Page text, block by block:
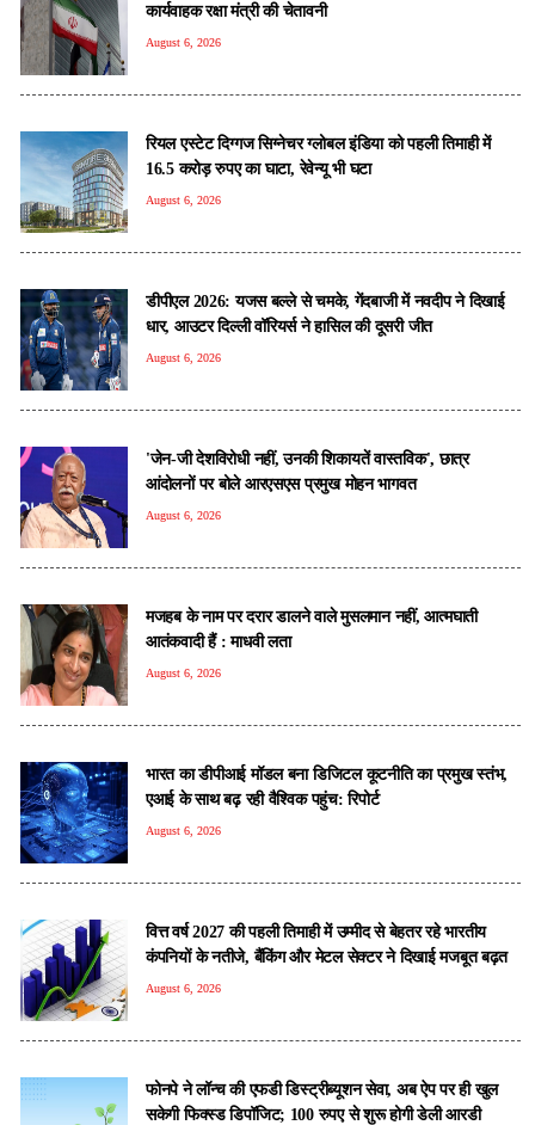
कार्यवाहक रक्षा मंत्री की चेतावनी
August 6, 2026
रियल एस्टेट दिग्गज सिग्नेचर ग्लोबल इंडिया को पहली तिमाही में
16.5 करोड़ रुपए का घाटा, रेवेन्यू भी घटा
August 6, 2026
डीपीएल 2026: यजस बल्ले से चमके, गेंदबाजी में नवदीप ने दिखाई
धार, आउटर दिल्ली वॉरियर्स ने हासिल की दूसरी जीत
August 6, 2026
'जेन-जी देशविरोधी नहीं, उनकी शिकायतें वास्तविक', छात्र
आंदोलनों पर बोले आरएसएस प्रमुख मोहन भागवत
August 6, 2026
मजहब के नाम पर दरार डालने वाले मुसलमान नहीं, आत्मघाती
आतंकवादी हैं : माधवी लता
August 6, 2026
भारत का डीपीआई मॉडल बना डिजिटल कूटनीति का प्रमुख स्तंभ,
एआई के साथ बढ़ रही वैश्विक पहुंच: रिपोर्ट
August 6, 2026
वित्त वर्ष 2027 की पहली तिमाही में उम्मीद से बेहतर रहे भारतीय
कंपनियों के नतीजे, बैंकिंग और मेटल सेक्टर ने दिखाई मजबूत बढ़त
August 6, 2026
फोनपे ने लॉन्च की एफडी डिस्ट्रीब्यूशन सेवा, अब ऐप पर ही खुल
सकेगी फिक्स्ड डिपॉजिट; 100 रुपए से शुरू होगी डेली आरडी